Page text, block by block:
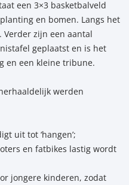
een 3×3 basketbalveld
en bomen. Langs het
zijn een aantal
geplaatst en is het
en een kleine tribune.
werden
uit tot ‘hangen’;
en fatbikes lastig wordt
jongere kinderen, zodat